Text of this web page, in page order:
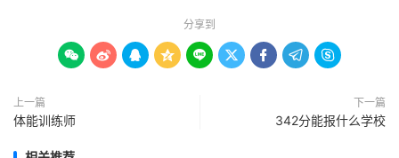
分享到
        
上一篇
体能训练师
下一篇
342分能报什么学校